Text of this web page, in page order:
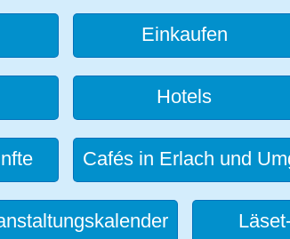
Einkaufen
Hotels
Cafés in Erlach und